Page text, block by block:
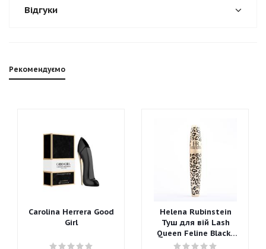
Відгуки
Рекомендуємо
Carolina Herrera Good
Girl
Helena Rubinstein
Туш для вій Lash
Queen Feline Blacks
Mascara